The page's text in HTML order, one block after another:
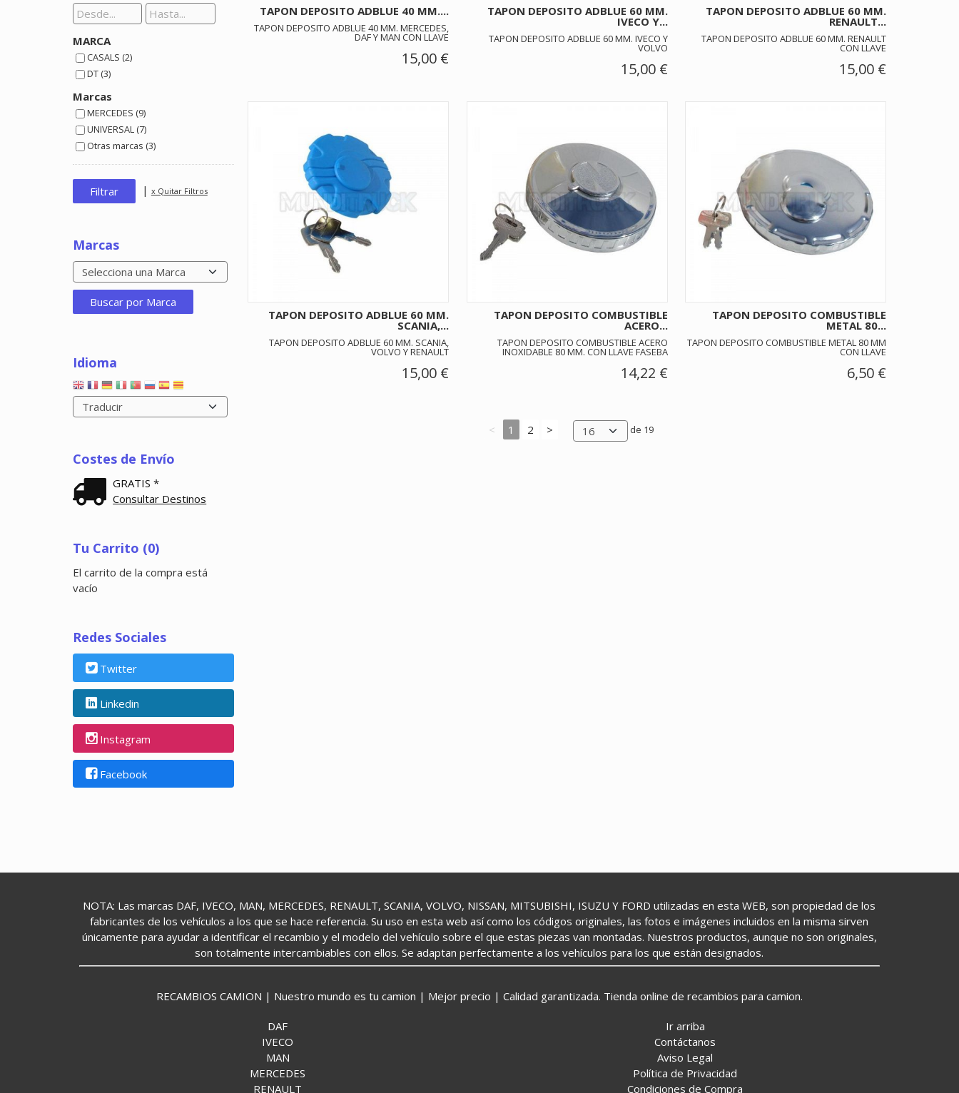
MARCA
CASALS (2)
DT (3)
Marcas
MERCEDES (9)
UNIVERSAL (7)
Otras marcas (3)
| x Quitar Filtros
Marcas
Idioma
Costes de Envío
GRATIS *
Consultar Destinos
Tu Carrito (0)
El carrito de la compra está
vacío
Redes Sociales
Twitter
Linkedin
Instagram
Facebook
TAPON DEPOSITO ADBLUE 40 MM....
TAPON DEPOSITO ADBLUE 40 MM. MERCEDES,
DAF Y MAN CON LLAVE
15,00 €
TAPON DEPOSITO ADBLUE 60 MM.
IVECO Y...
TAPON DEPOSITO ADBLUE 60 MM. IVECO Y
VOLVO
15,00 €
TAPON DEPOSITO ADBLUE 60 MM.
RENAULT...
TAPON DEPOSITO ADBLUE 60 MM. RENAULT
CON LLAVE
15,00 €
TAPON DEPOSITO ADBLUE 60 MM.
SCANIA,...
TAPON DEPOSITO ADBLUE 60 MM. SCANIA,
VOLVO Y RENAULT
15,00 €
TAPON DEPOSITO COMBUSTIBLE
ACERO...
TAPON DEPOSITO COMBUSTIBLE ACERO
INOXIDABLE 80 MM. CON LLAVE FASEBA
14,22 €
TAPON DEPOSITO COMBUSTIBLE
METAL 80...
TAPON DEPOSITO COMBUSTIBLE METAL 80 MM
CON LLAVE
6,50 €
< 1 2 > de 19
NOTA: Las marcas DAF, IVECO, MAN, MERCEDES, RENAULT, SCANIA, VOLVO, NISSAN, MITSUBISHI, ISUZU Y FORD utilizadas en esta WEB, son propiedad de los
fabricantes de los vehículos a los que se hace referencia. Su uso en esta web así como los códigos originales, las fotos e imágenes incluidos en la misma sirven
únicamente para ayudar a identificar el recambio y el modelo del vehículo sobre el que estas piezas van montadas. Nuestros productos, aunque no son originales,
son totalmente intercambiables con ellos. Se adaptan perfectamente a los vehículos para los que están designados.
RECAMBIOS CAMION | Nuestro mundo es tu camion | Mejor precio | Calidad garantizada. Tienda online de recambios para camion.
DAF
IVECO
MAN
MERCEDES
RENAULT
Ir arriba
Contáctanos
Aviso Legal
Política de Privacidad
Condiciones de Compra